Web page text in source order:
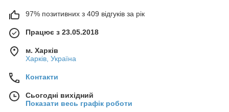
97% позитивних з 409 відгуків за рік
Працює з 23.05.2018
м. Харків
Харків, Україна
Контакти
Сьогодні вихідний
Показати весь графік роботи